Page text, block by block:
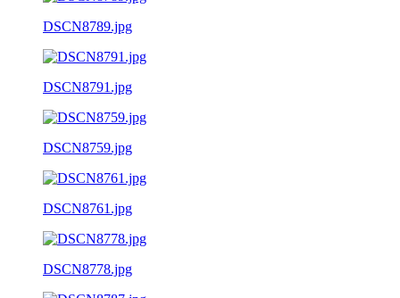
DSCN8789.jpg
DSCN8791.jpg
DSCN8759.jpg
DSCN8761.jpg
DSCN8778.jpg